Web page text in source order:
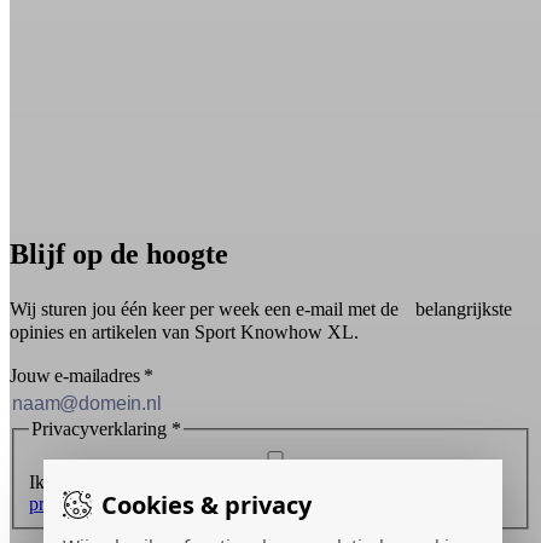
Cookies & privacy
Blijf op de hoogte
Wij sturen jou één keer per week een e-mail met de belangrijkste
opinies en artikelen van Sport Knowhow XL.
Jouw e-mailadres *
Privacyverklaring *
Ik ontvang graag de nieuwsbrief en ga akkoord met de
privacyverklaring.